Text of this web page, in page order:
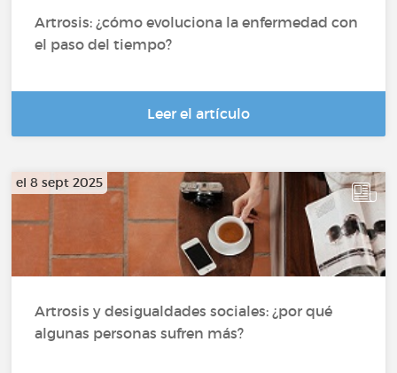
Artrosis: ¿cómo evoluciona la enfermedad con
el paso del tiempo?
Leer el artículo
el 8 sept 2025
Artrosis y desigualdades sociales: ¿por qué
algunas personas sufren más?